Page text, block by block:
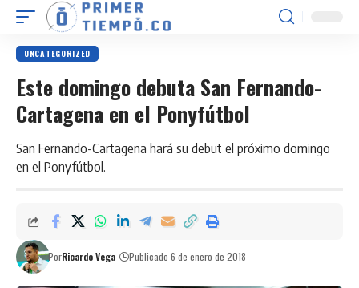
UNCATEGORIZED
Este domingo debuta San Fernando-
Cartagena en el Ponyfútbol
San Fernando-Cartagena hará su debut el próximo domingo
en el Ponyfútbol.
PorRicardo Vega Publicado 6 de enero de 2018